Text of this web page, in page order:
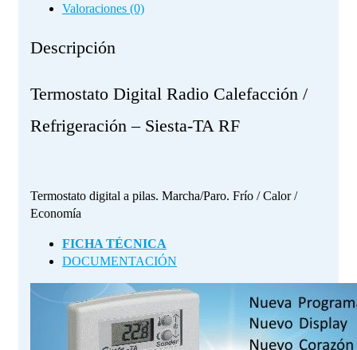
Valoraciones (0)
Descripción
Termostato Digital Radio Calefacción /
Refrigeración – Siesta-TA RF
Termostato digital a pilas. Marcha/Paro. Frío / Calor /
Economía
FICHA TÉCNICA
DOCUMENTACIÓN